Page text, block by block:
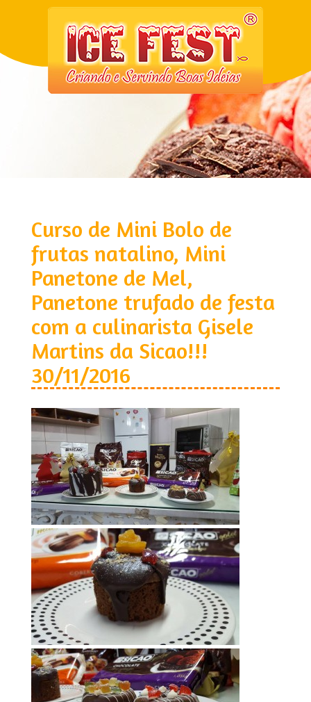
Curso de Mini Bolo de
frutas natalino, Mini
Panetone de Mel,
Panetone trufado de festa
com a culinarista Gisele
Martins da Sicao!!!
30/11/2016